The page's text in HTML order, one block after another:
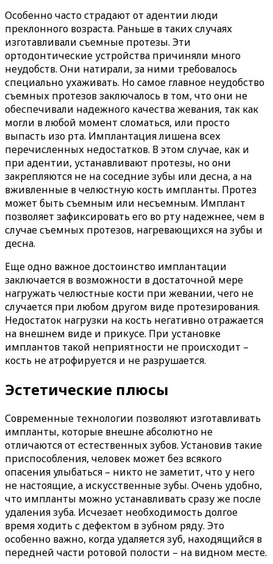
Особенно часто страдают от адентии люди
преклонного возраста. Раньше в таких случаях
изготавливали съемные протезы. Эти
ортодонтические устройства причиняли много
неудобств. Они натирали, за ними требовалось
специально ухаживать. Но самое главное неудобство
съемных протезов заключалось в том, что они не
обеспечивали надежного качества жевания, так как
могли в любой момент сломаться, или просто
выпасть изо рта. Имплантация лишена всех
перечисленных недостатков. В этом случае, как и
при адентии, устанавливают протезы, но они
закрепляются не на соседние зубы или десна, а на
вживленные в челюстную кость импланты. Протез
может быть съемным или несъемным. Имплант
позволяет зафиксировать его во рту надежнее, чем в
случае съемных протезов, нагревающихся на зубы и
десна.
Еще одно важное достоинство имплантации
заключается в возможности в достаточной мере
нагружать челюстные кости при жевании, чего не
случается при любом другом виде протезирования.
Недостаток нагрузки на кость негативно отражается
на внешнем виде и прикусе. При установке
имплантов такой неприятности не происходит –
кость не атрофируется и не разрушается.
Эстетические плюсы
Современные технологии позволяют изготавливать
импланты, которые внешне абсолютно не
отличаются от естественных зубов. Установив такие
приспособления, человек может без всякого
опасения улыбаться – никто не заметит, что у него
не настоящие, а искусственные зубы. Очень удобно,
что импланты можно устанавливать сразу же после
удаления зуба. Исчезает необходимость долгое
время ходить с дефектом в зубном ряду. Это
особенно важно, когда удаляется зуб, находящийся в
передней части ротовой полости – на видном месте.